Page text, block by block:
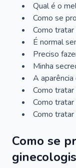
Qual é o
Como se
Como
É normal
Preciso
Minha
A aparência
Como
Como
Como
Como se